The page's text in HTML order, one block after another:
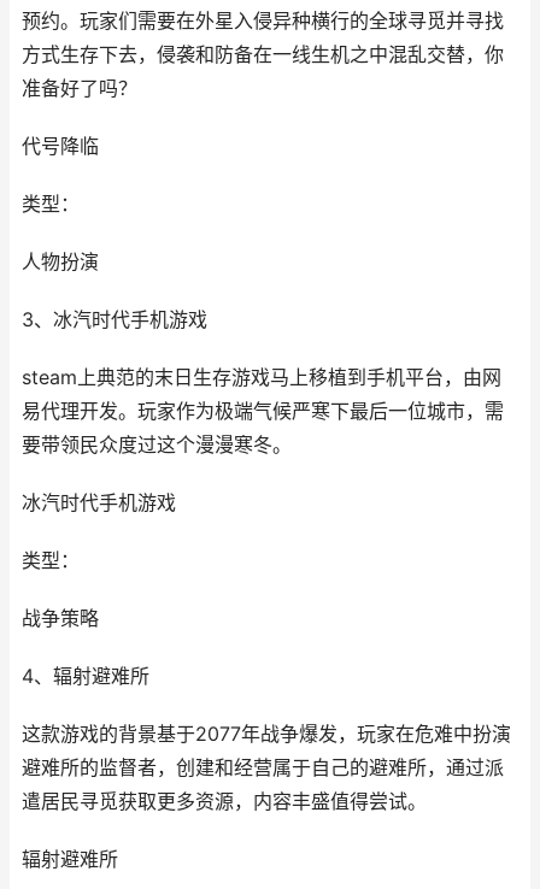
预约。玩家们需要在外星入侵异种横行的全球寻觅并寻找
方式生存下去，侵袭和防备在一线生机之中混乱交替，你
准备好了吗？
代号降临
类型：
人物扮演
3、冰汽时代手机游戏
steam上典范的末日生存游戏马上移植到手机平台，由网
易代理开发。玩家作为极端气候严寒下最后一位城市，需
要带领民众度过这个漫漫寒冬。
冰汽时代手机游戏
类型：
战争策略
4、辐射避难所
这款游戏的背景基于2077年战争爆发，玩家在危难中扮演
避难所的监督者，创建和经营属于自己的避难所，通过派
遣居民寻觅获取更多资源，内容丰盛值得尝试。
辐射避难所